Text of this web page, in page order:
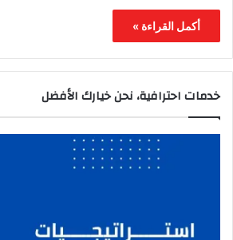
أكمل القراءة »
خدمات احترافية، نحن خيارك الأفضل